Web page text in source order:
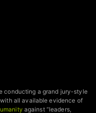
conducting a grand jury-style
all available evidence of
against “leaders,